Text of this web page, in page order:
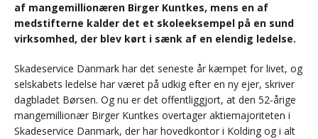
af mangemillionæren Birger Kuntkes, mens en af
medstifterne kalder det et skoleeksempel på en sund
virksomhed, der blev kørt i sænk af en elendig ledelse.
Skadeservice Danmark har det seneste år kæmpet for livet, og
selskabets ledelse har været på udkig efter en ny ejer, skriver
dagbladet Børsen. Og nu er det offentliggjort, at den 52-årige
mangemillionær Birger Kuntkes overtager aktiemajoriteten i
Skadeservice Danmark, der har hovedkontor i Kolding og i alt